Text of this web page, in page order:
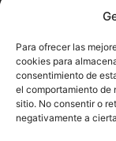
Para ofrecer las
cookies para
consentimiento de
el comportamiento de
sitio. No consentir o
negativamente a
Diario Alhaurín
Francisco E.
Alhaurín